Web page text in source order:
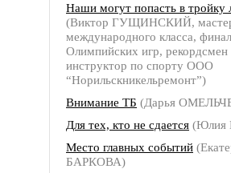
Наши могут попасть в тройку
(Виктор ГУЩИНСКИЙ,
международного класса,
Олимпийских игр, рекордсмен
инструктор по спорту ООО
“Норильскникельремонт”)
Внимание ТБ (Дарья
Для тех, кто не сдается (Юлия
Место главных событий
БАРКОВА)